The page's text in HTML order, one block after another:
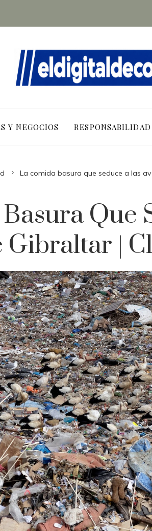
Y NEGOCIOS
La comida basura que seduce a las
Que
Gibraltar |